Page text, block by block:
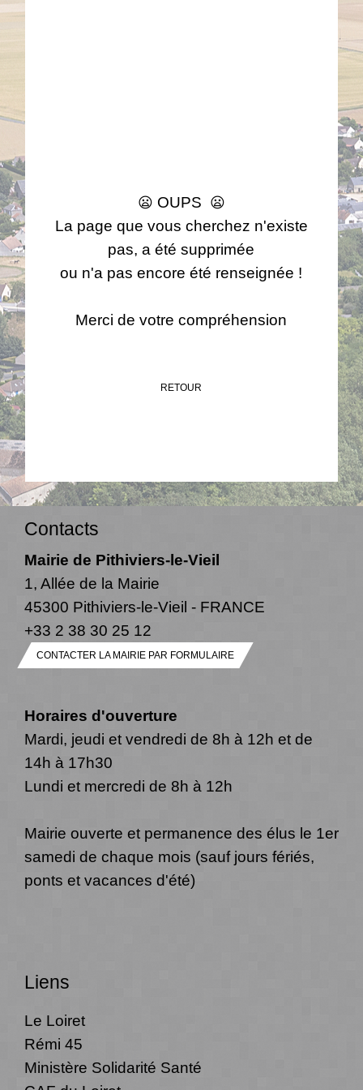
😦 OUPS 😦
La page que vous cherchez n'existe
pas, a été supprimée
ou n'a pas encore été renseignée !
Merci de votre compréhension
RETOUR
Contacts
Mairie de Pithiviers-le-Vieil
1, Allée de la Mairie
45300 Pithiviers-le-Vieil - FRANCE
+33 2 38 30 25 12
CONTACTER LA MAIRIE PAR FORMULAIRE
Horaires d'ouverture
Mardi, jeudi et vendredi de 8h à 12h et de
14h à 17h30
Lundi et mercredi de 8h à 12h
Mairie ouverte et permanence des élus le 1er
samedi de chaque mois (sauf jours fériés,
ponts et vacances d'été)
Liens
Le Loiret
Rémi 45
Ministère Solidarité Santé